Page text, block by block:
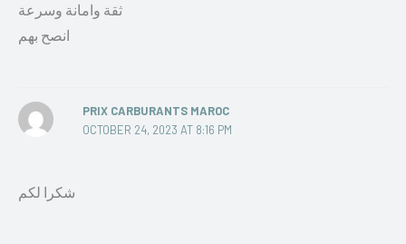
ثقة وامانة وسرعة
انصح بهم
PRIX CARBURANTS MAROC
OCTOBER 24, 2023 AT 8:16 PM
شكرا لكم